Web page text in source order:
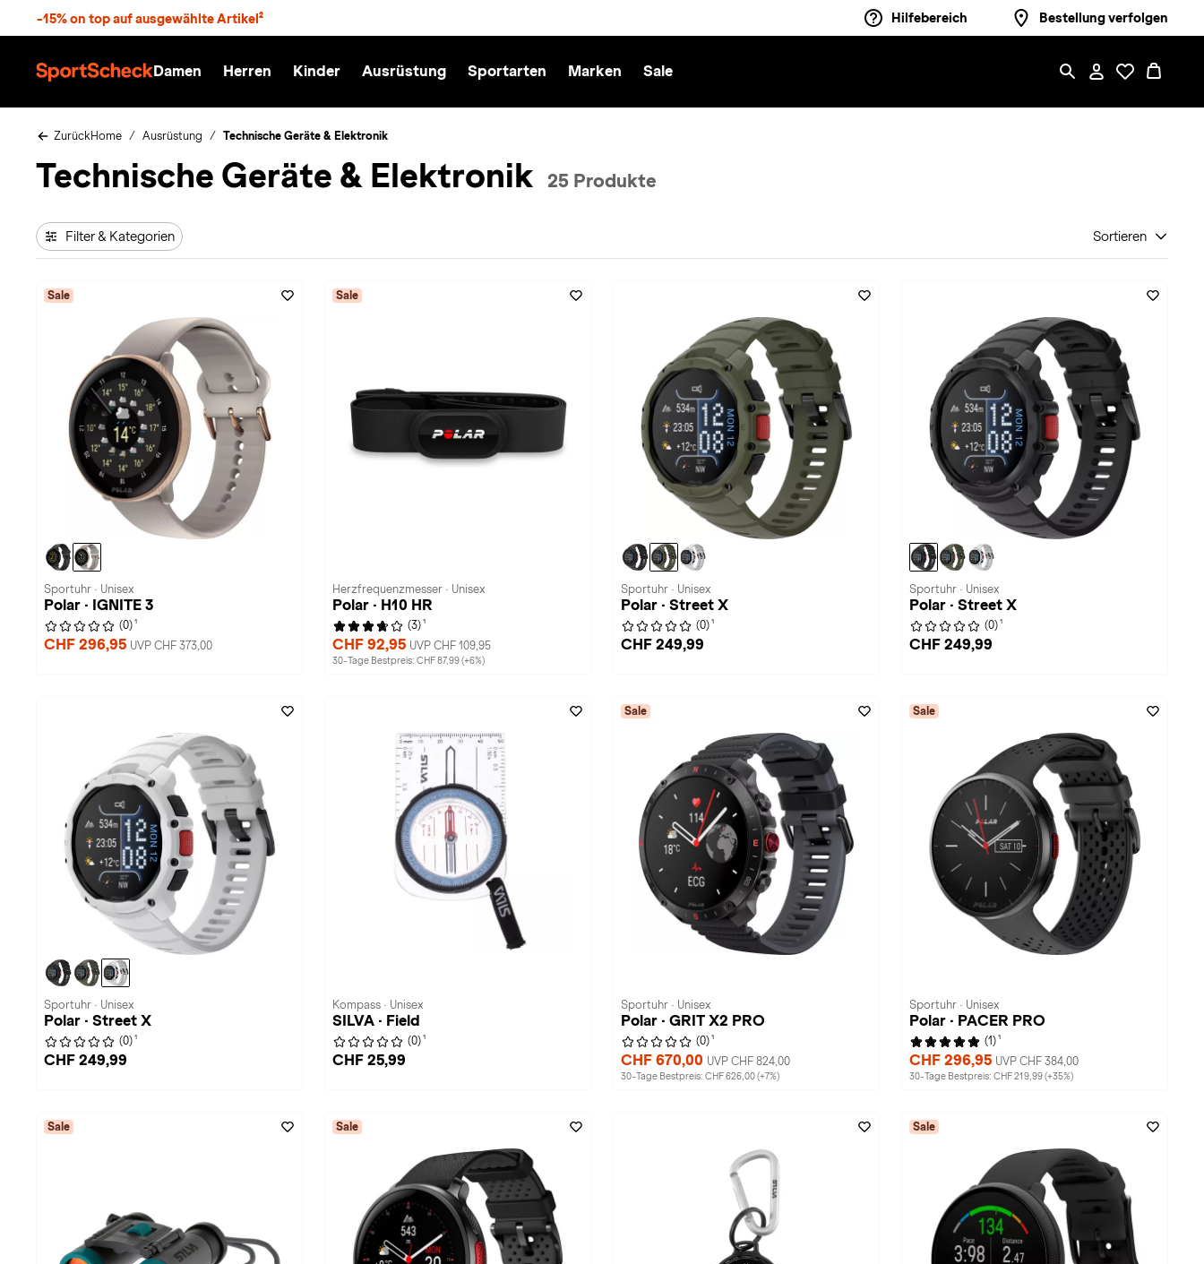
-15% on top auf ausgewählte Artikel² Hilfebereich Bestellung verfolgen
S
c
k
Damen Herren Kinder Ausrüstung Sportarten Marken Sale
ZurückHome Ausrüstung Technische Geräte & Elektronik
Technische Geräte & Elektronik 25 Produkte
Filter & Kategorien Sortieren
Sale
Sportuhr · Unisex
Polar · IGNITE 3
(0) 1
CHF 296,95 UVP CHF 373,00
Sale
Herzfrequenzmesser · Unisex
Polar · H10 HR
(3) 1
CHF 92,95 UVP CHF 109,95
30-Tage Bestpreis: CHF 87,99 (+6%)
Sportuhr · Unisex
Polar · Street X
(0) 1
CHF 249,99
Sportuhr · Unisex
Polar · Street X
(0) 1
CHF 249,99
Sportuhr · Unisex
Polar · Street X
(0) 1
CHF 249,99
Kompass · Unisex
SILVA · Field
(0) 1
CHF 25,99
Sale
Sportuhr · Unisex
Polar · GRIT X2 PRO
(0) 1
CHF 670,00 UVP CHF 824,00
30-Tage Bestpreis: CHF 626,00 (+7%)
Sale
Sportuhr · Unisex
Polar · PACER PRO
(1) 1
CHF 296,95 UVP CHF 384,00
30-Tage Bestpreis: CHF 219,99 (+35%)
Sale Sale Sale